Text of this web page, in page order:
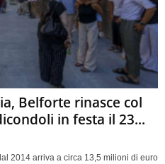
Belforte rinasce col
in festa il 23...
2014 arriva a circa 13,5 milioni di euro